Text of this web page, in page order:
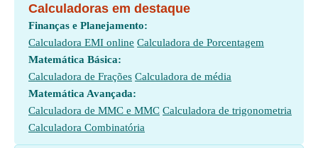
Calculadoras em destaque
Finanças e Planejamento:
Calculadora EMI online Calculadora de Porcentagem
Matemática Básica:
Calculadora de Frações Calculadora de média
Matemática Avançada:
Calculadora de MMC e MMC Calculadora de trigonometria
Calculadora Combinatória